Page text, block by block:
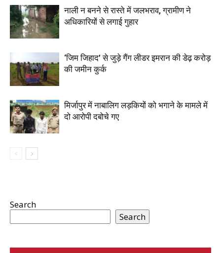
नाली न बनने से रास्ते में जलभराव, ग्रामीण ने
अधिकारियों से लगाई गुहार
‘जिम जिहाद’ से जुड़े गैंग लीडर इमरान की डेढ़ करोड़
की जमीन कुर्क
मिर्जापुर में नाबालिग लड़कियों को भगाने के मामले में
दो आरोपी दबोचे गए
Search
Search